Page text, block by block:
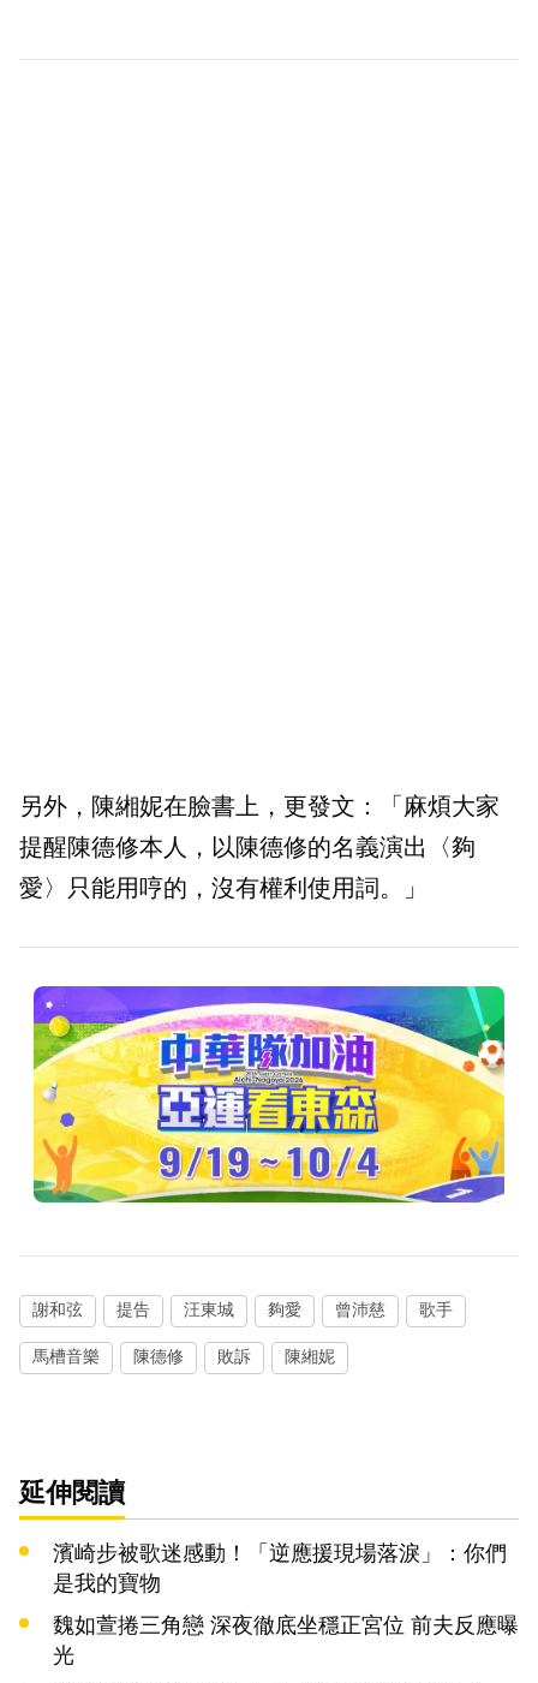
另外，陳緗妮在臉書上，更發文：「麻煩大家
提醒陳德修本人，以陳德修的名義演出〈夠
愛〉只能用哼的，沒有權利使用詞。」
謝和弦 提告 汪東城 夠愛 曾沛慈 歌手
馬槽音樂 陳德修 敗訴 陳緗妮
延伸閱讀
濱崎步被歌迷感動！「逆應援現場落淚」：你們
是我的寶物
魏如萱捲三角戀 深夜徹底坐穩正宮位 前夫反應曝
光